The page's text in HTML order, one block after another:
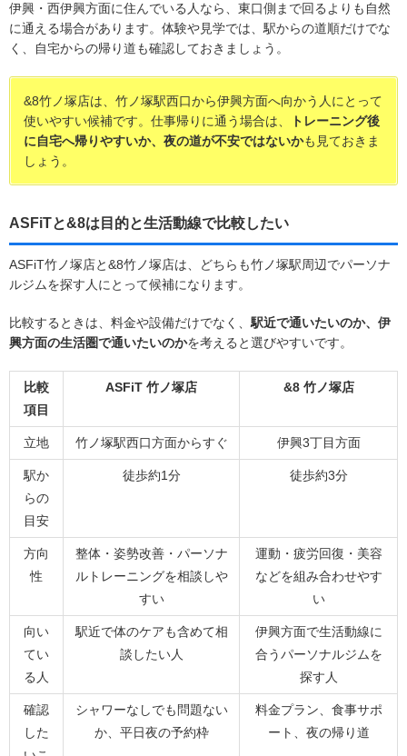
伊興・西伊興方面に住んでいる人なら、東口側まで回るよりも自然
に通える場合があります。体験や見学では、駅からの道順だけでな
く、自宅からの帰り道も確認しておきましょう。
&8竹ノ塚店は、竹ノ塚駅西口から伊興方面へ向かう人にとって
使いやすい候補です。仕事帰りに通う場合は、
トレーニング後
に自宅へ帰りやすいか、夜の道が不安ではないかも見ておきま
しょう。
ASFiTと&8は目的と生活動線で比較したい
ASFiT竹ノ塚店と&8竹ノ塚店は、どちらも竹ノ塚駅周辺でパーソナ
ルジムを探す人にとって候補になります。
比較するときは、料金や設備だけでなく、 駅近で通いたいのか、伊
興方面の生活圏で通いたいのかを考えると選びやすいです。
比較
項目
ASFiT 竹ノ塚店 &8 竹ノ塚店
立地 竹ノ塚駅西口方面からすぐ 伊興3丁目方面
駅か
らの
目安
徒歩約1分 徒歩約3分
方向
性
整体・姿勢改善・パーソナ
ルトレーニングを相談しや
すい
運動・疲労回復・美容
などを組み合わせやす
い
向い
てい
る人
駅近で体のケアも含めて相
談したい人
伊興方面で生活動線に
合うパーソナルジムを
探す人
確認
した
シャワーなしでも問題ない
か、平日夜の予約枠
料金プラン、食事サポ
ート、夜の帰り道